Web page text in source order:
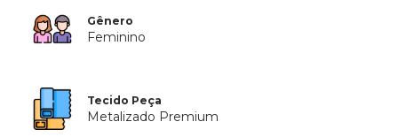
Gênero
Feminino
Tecido Peça
Metalizado Premium